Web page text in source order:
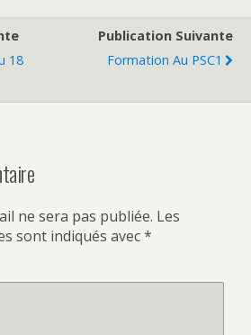
18
Publication Suivante
Formation Au PSC1
ne sera pas publiée. Les
sont indiqués avec*